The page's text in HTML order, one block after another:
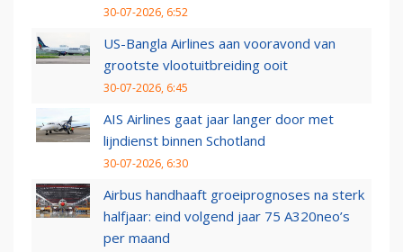
30-07-2026, 6:52
US-Bangla Airlines aan vooravond van
grootste vlootuitbreiding ooit
30-07-2026, 6:45
AIS Airlines gaat jaar langer door met
lijndienst binnen Schotland
30-07-2026, 6:30
Airbus handhaaft groeiprognoses na sterk
halfjaar: eind volgend jaar 75 A320neo’s
per maand